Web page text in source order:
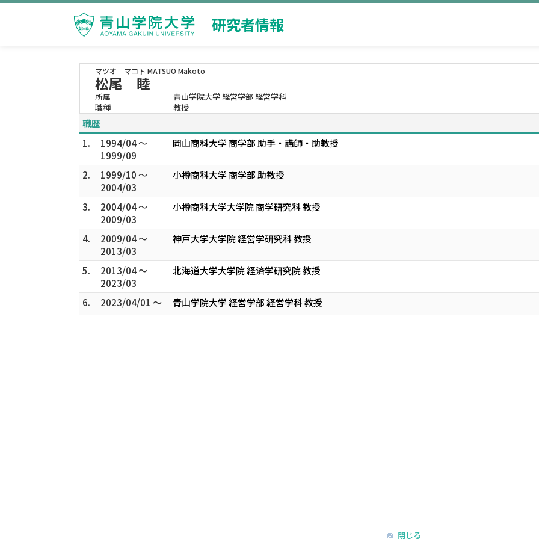
研究者情報
マツオ マコト MATSUO Makoto
松尾 睦
所属
青山学院大学 経営学部 経営学科
職種
教授
職歴
1.
1994/04 ～
1999/09
岡山商科大学 商学部 助手・講師・助教授
2.
1999/10 ～
2004/03
小樽商科大学 商学部 助教授
3.
2004/04 ～
2009/03
小樽商科大学大学院 商学研究科 教授
4.
2009/04 ～
2013/03
神戸大学大学院 経営学研究科 教授
5.
2013/04 ～
2023/03
北海道大学大学院 経済学研究院 教授
6. 2023/04/01 ～ 青山学院大学 経営学部 経営学科 教授
閉じる